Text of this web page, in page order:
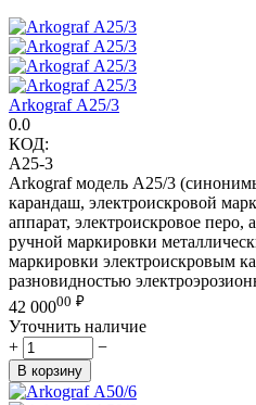
Arkograf А25/3
0.0
КОД:
А25-3
Arkograf модель А25/3
карандаш, электроискровой
аппарат, электроискровое перо,
ручной маркировки
маркировки электроискровым
разновидностью
42 00000 ₽
Уточнить наличие
+
−
В корзину